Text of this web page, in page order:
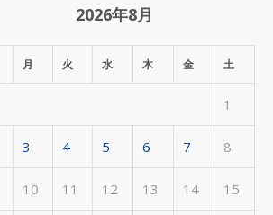
2026年8月
月 火 水 木 金 土
1
3 4 5 6 7 8
10 11 12 13 14 15